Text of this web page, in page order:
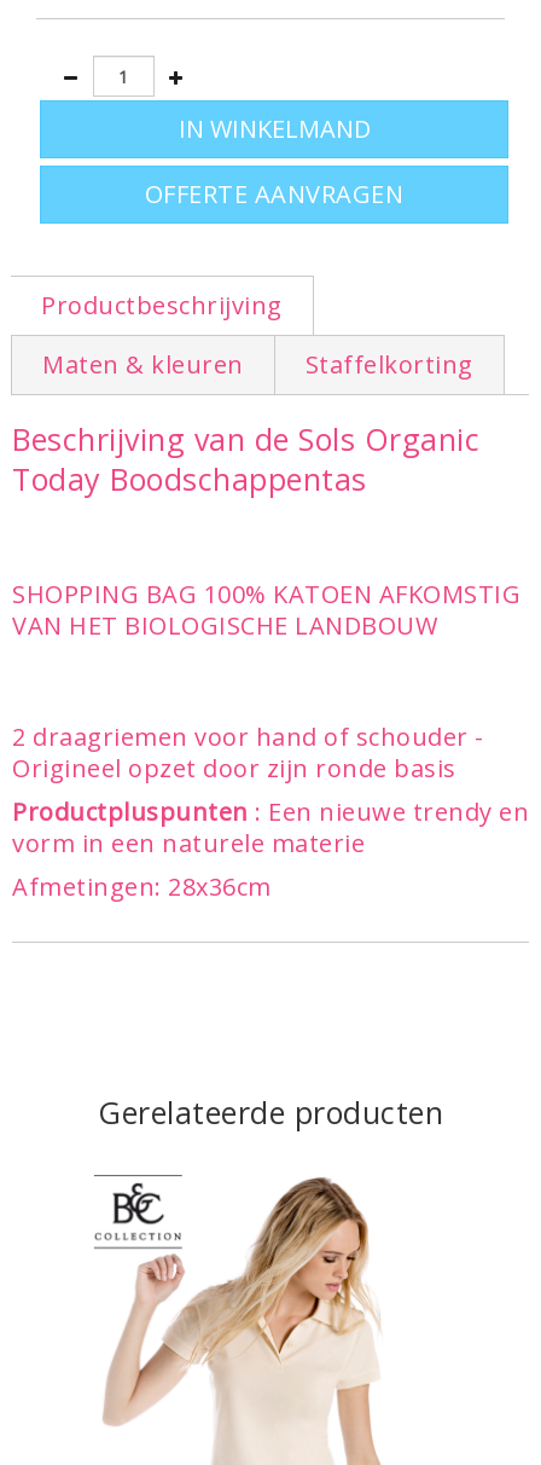
OFFERTE AANVRAGEN
Productbeschrijving
Maten & kleuren
Staffelkorting
Beschrijving van de Sols Organic
Today Boodschappentas
SHOPPING BAG 100% KATOEN AFKOMSTIG
VAN HET BIOLOGISCHE LANDBOUW
2 draagriemen voor hand of schouder -
Origineel opzet door zijn ronde basis
Productpluspunten : Een nieuwe trendy en
vorm in een naturele materie
Afmetingen: 28x36cm
Gerelateerde producten